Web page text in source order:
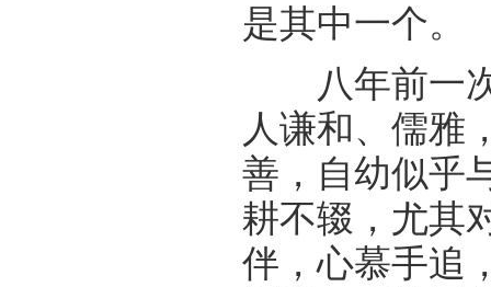
是其中一个。
八年前一次
人谦和、儒雅
善，自幼似乎
耕不辍，尤其
伴，心慕手追